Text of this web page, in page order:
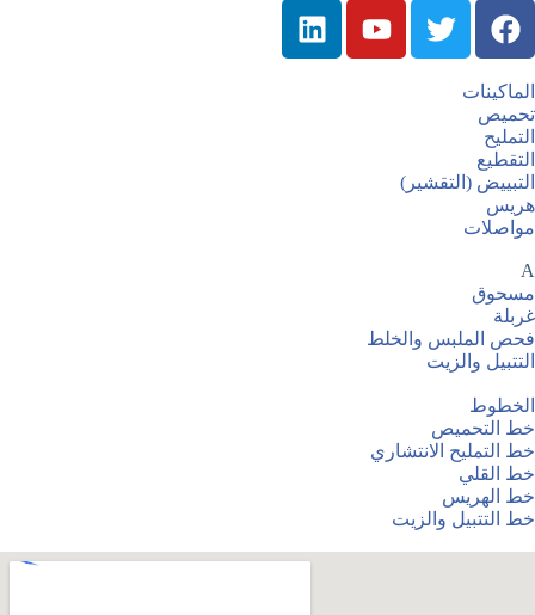
الماكينات
تحميص
التمليح
التقطيع
التبييض (التقشير)
هريس
مواصلات
A
مسحوق
غربلة
فحص الملبس والخلط
التتبيل والزيت
الخطوط
خط التحميص
خط التمليح الانتشاري
خط القلي
خط الهريس
خط التتبيل والزيت